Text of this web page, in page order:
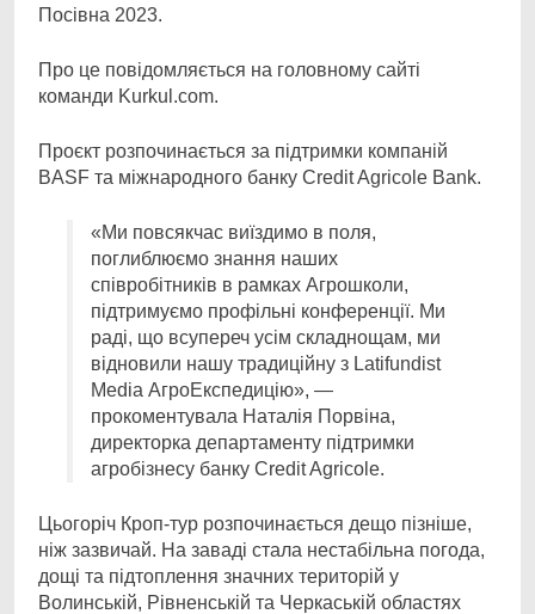
Посівна 2023.
Про це повідомляється на головному сайті
команди Kurkul.com.
Проєкт розпочинається за підтримки компаній
BASF та міжнародного банку Credit Agricole Bank.
«Ми повсякчас виїздимо в поля,
поглиблюємо знання наших
співробітників в рамках Агрошколи,
підтримуємо профільні конференції. Ми
раді, що всупереч усім складнощам, ми
відновили нашу традиційну з Latifundist
Media АгроЕкспедицію», —
прокоментувала Наталія Порвіна,
директорка департаменту підтримки
агробізнесу банку Credit Agricole.
Цьогоріч Кроп-тур розпочинається дещо пізніше,
ніж зазвичай. На заваді стала нестабільна погода,
дощі та підтоплення значних територій у
Волинській, Рівненській та Черкаській областях